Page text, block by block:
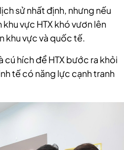
sử nhất định, nhưng nếu
vực HTX khó vươn lên
khu vực và quốc tế.
hích để HTX bước ra khỏi
tế có năng lực cạnh tranh